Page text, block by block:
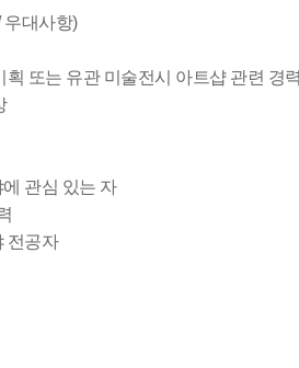
우대사항)
획 또는 유관 미술전시 아트샵 관련 경
관심 있는 자
전공자